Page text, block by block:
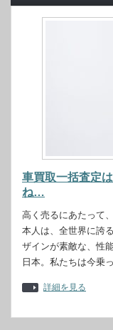
車買取一括査定
ね…
高く売るにあたって
本人は、全世界に誇
ザインが素敵な、性
日本。私たちは今乗
詳細を見る